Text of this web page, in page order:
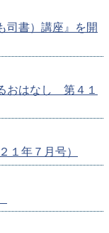
司書）講座』を開
おはなし 第４１
１年７月号）